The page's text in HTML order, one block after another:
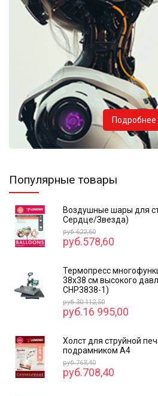
Подробнее
Популярные товары
Воздушные шары для
Сердце/Звезда)
руб.622,60
руб.578,60
Термопресс
38х38 см высокого
CHP3838-1)
руб.30 112,50
руб.16 995,00
Холст для струйной
подрамником А4
руб.763,40
руб.708,40